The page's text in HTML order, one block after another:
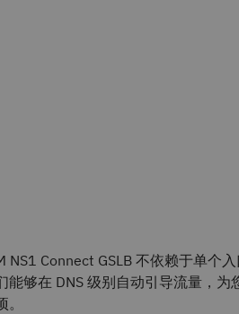
Connect GSLB 不依赖于单个
能够在 DNS 级别自动引导流量，为